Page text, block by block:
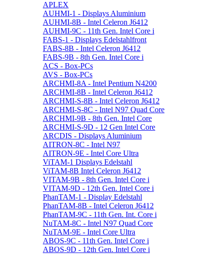
APLEX
AUHMI-1 - Displays Aluminium
AUHMI-8B - Intel Celeron J6412
AUHMI-9C - 11th Gen. Intel Core i
FABS-1 - Displays Edelstahlfront
FABS-8B - Intel Celeron J6412
FABS-9B - 8th Gen. Intel Core i
ACS - Box-PCs
AVS - Box-PCs
ARCHMI-8A - Intel Pentium N4200
ARCHMI-8B - Intel Celeron J6412
ARCHMI-S-8B - Intel Celeron J6412
ARCHMI-S-8C - Intel N97 Quad Core
ARCHMI-9B - 8th Gen. Intel Core
ARCHMI-S-9D - 12 Gen Intel Core
ARCDIS - Displays Aluminium
AITRON-8C - Intel N97
AITRON-9E - Intel Core Ultra
ViTAM-1 Displays Edelstahl
ViTAM-8B Intel Celeron J6412
VITAM-9B - 8th Gen. Intel Core i
VITAM-9D - 12th Gen. Intel Core i
PhanTAM-1 - Display Edelstahl
PhanTAM-8B - Intel Celeron J6412
PhanTAM-9C - 11th Gen. Int. Core i
NuTAM-8C - Intel N97 Quad Core
NuTAM-9E - Intel Core Ultra
ABOS-9C - 11th Gen. Intel Core i
ABOS-9D - 12th Gen. Intel Core i